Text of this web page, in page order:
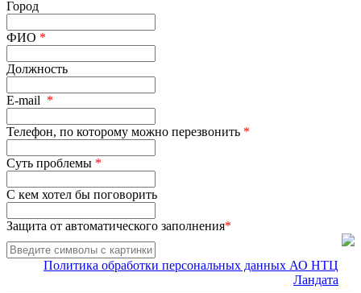
Город
ФИО *
Должность
E-mail *
Телефон, по которому можно перезвонить *
Суть проблемы *
С кем хотел бы поговорить
Защита от автоматического заполнения*
Политика обработки персональных данных АО НТЦ
Ландата